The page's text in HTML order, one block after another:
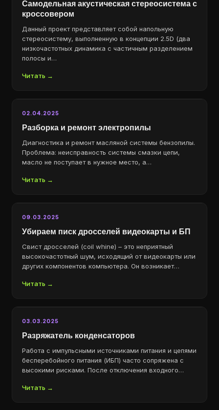
Самодельная акустическая стереосистема с
кроссовером
Данный проект представляет собой напольную
стереосистему, выполненную в концепции 2.5D (два
низкочастотных динамика с частичным разделением
полосы и…
Читать →
02.04.2025
Разборка и ремонт электропилы
Диагностика и ремонт масляной системы бензопилы.
Проблема: неисправность системы смазки цепи,
масло не поступает в нужное место, а…
Читать →
09.03.2025
Убираем писк дросселей видеокарты и БП
Свист дросселей (coil whine) – это неприятный
высокочастотный шум, исходящий от видеокарты или
других компонентов компьютера. Он возникает…
Читать →
03.03.2025
Разряжатель конденсаторов
Работа с импульсными источниками питания и цепями
бесперебойного питания (ИБП) часто сопряжена с
высокими рисками. После отключения входного…
Читать →